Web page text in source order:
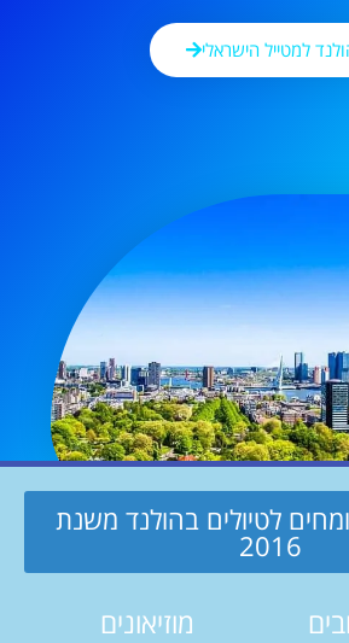
למטייל הישראלי
לטיולים בהולנד משנת
2016
מוזיאונים